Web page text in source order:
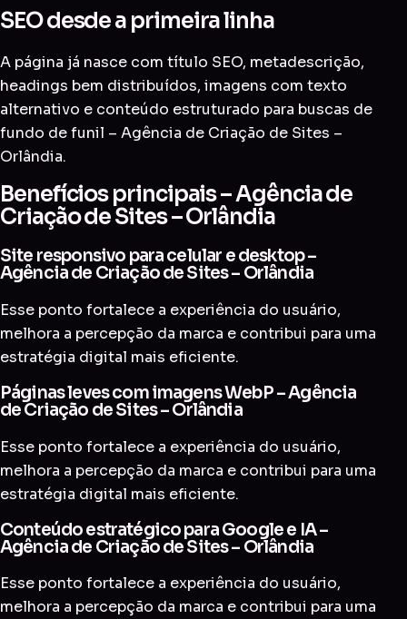
SEO desde a primeira linha
A página já nasce com título SEO, metadescrição,
headings bem distribuídos, imagens com texto
alternativo e conteúdo estruturado para buscas de
fundo de funil – Agência de Criação de Sites –
Orlândia.
Benefícios principais – Agência de
Criação de Sites – Orlândia
Site responsivo para celular e desktop –
Agência de Criação de Sites – Orlândia
Esse ponto fortalece a experiência do usuário,
melhora a percepção da marca e contribui para uma
estratégia digital mais eficiente.
Páginas leves com imagens WebP – Agência
de Criação de Sites – Orlândia
Esse ponto fortalece a experiência do usuário,
melhora a percepção da marca e contribui para uma
estratégia digital mais eficiente.
Conteúdo estratégico para Google e IA –
Agência de Criação de Sites – Orlândia
Esse ponto fortalece a experiência do usuário,
melhora a percepção da marca e contribui para uma